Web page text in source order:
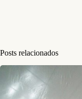
Posts relacionados